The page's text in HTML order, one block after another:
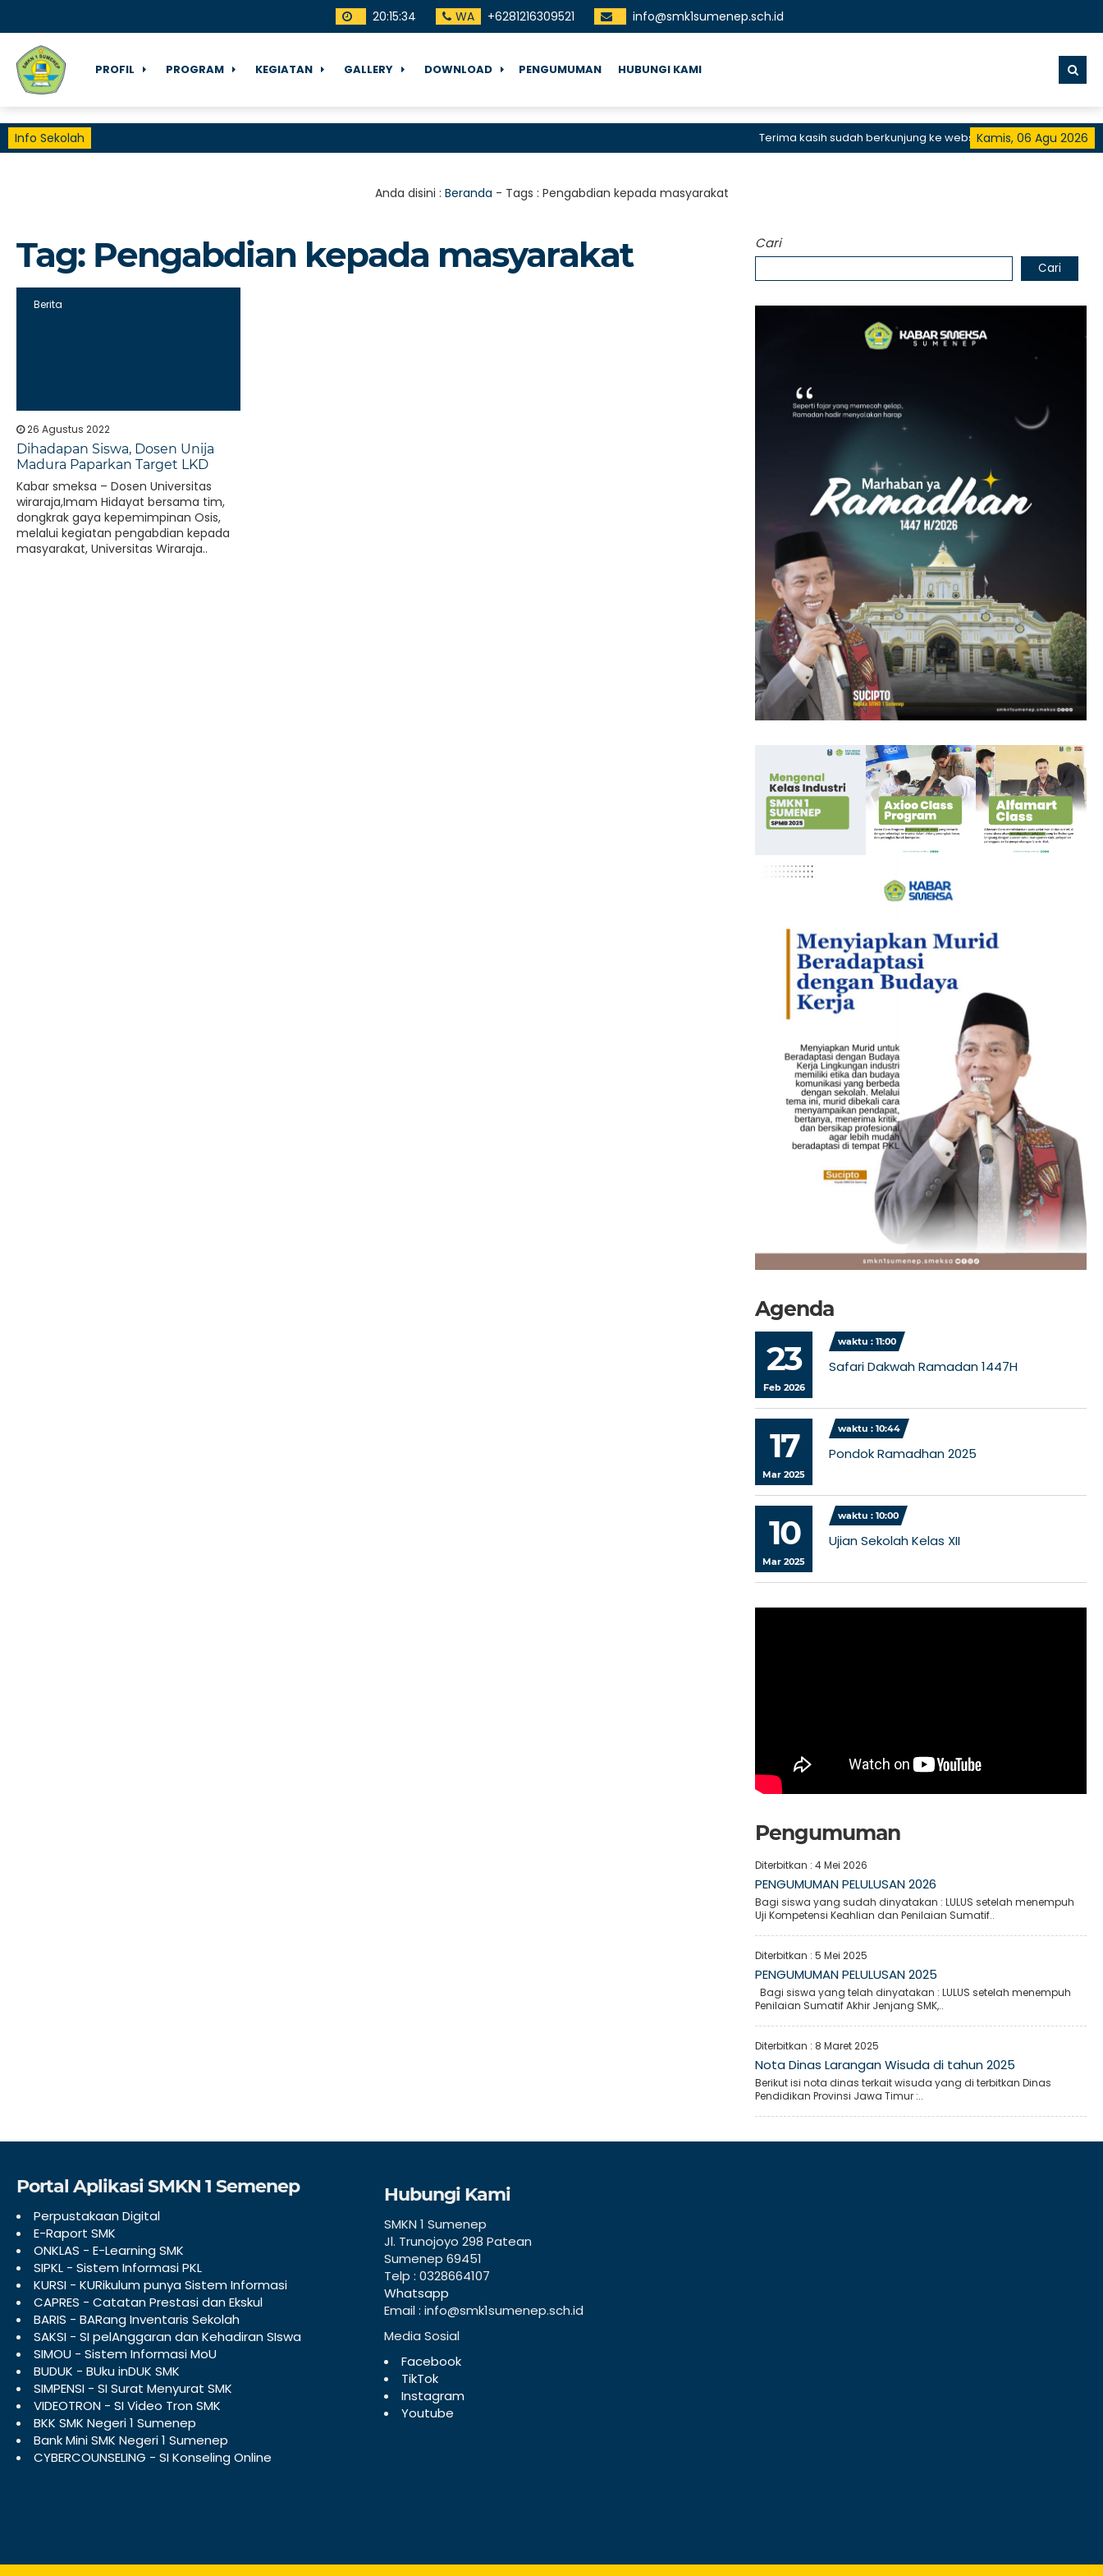
20:15:35 WA +6281216309521 info@smk1sumenep.sch.id
PROFIL PROGRAM KEGIATAN GALLERY DOWNLOAD PENGUMUMAN HUBUNGI KAMI
Info Sekolah Kamis, 06 Agu 2026
Terima kasih sudah berkunjung ke website resmi SMKN 1 Sumenep,
Anda disini : Beranda - Tags : Pengabdian kepada masyarakat
Tag: Pengabdian kepada masyarakat
Berita
26 Agustus 2022
Dihadapan Siswa, Dosen Unija
Madura Paparkan Target LKD
Kabar smeksa – Dosen Universitas
wiraraja,Imam Hidayat bersama tim,
dongkrak gaya kepemimpinan Osis,
melalui kegiatan pengabdian kepada
masyarakat, Universitas Wiraraja..
Cari
Cari
Agenda
23
Feb 2026
waktu : 11:00
Safari Dakwah Ramadan 1447H
17
Mar 2025
waktu : 10:44
Pondok Ramadhan 2025
10
Mar 2025
waktu : 10:00
Ujian Sekolah Kelas XII
Pengumuman
Diterbitkan :4 Mei 2026
PENGUMUMAN PELULUSAN 2026
Bagi siswa yang sudah dinyatakan : LULUS setelah menempuh
Uji Kompetensi Keahlian dan Penilaian Sumatif..
Diterbitkan :5 Mei 2025
PENGUMUMAN PELULUSAN 2025
Bagi siswa yang telah dinyatakan : LULUS setelah menempuh
Penilaian Sumatif Akhir Jenjang SMK,..
Diterbitkan : 8 Maret 2025
Nota Dinas Larangan Wisuda di tahun 2025
Berikut isi nota dinas terkait wisuda yang di terbitkan Dinas
Pendidikan Provinsi Jawa Timur :..
Portal Aplikasi SMKN 1 Semenep
Perpustakaan Digital
E-Raport SMK
ONKLAS - E-Learning SMK
SIPKL - Sistem Informasi PKL
KURSI - KURikulum punya Sistem Informasi
CAPRES - Catatan Prestasi dan Ekskul
BARIS - BARang Inventaris Sekolah
SAKSI - SI pelAnggaran dan Kehadiran SIswa
SIMOU - Sistem Informasi MoU
BUDUK - BUku inDUK SMK
SIMPENSI - SI Surat Menyurat SMK
VIDEOTRON - SI Video Tron SMK
BKK SMK Negeri 1 Sumenep
Bank Mini SMK Negeri 1 Sumenep
CYBERCOUNSELING - SI Konseling Online
Hubungi Kami
SMKN 1 Sumenep
Jl. Trunojoyo 298 Patean
Sumenep 69451
Telp : 0328664107
Whatsapp
Email : info@smk1sumenep.sch.id
Media Sosial
Facebook
TikTok
Instagram
Youtube